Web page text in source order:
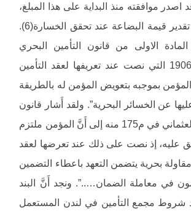
اصدر موافقته منذ البداية على هذا المبلغ،
وبذلك يتم اعادة تقدير قيمة البضاعة عند تحقق الخسارة(6).
الاولى من قانون التأمين البحري
الانكليزي لسنة 1906 التي نصت عند تعريفها لعقد التأمين
بموجبه بتعويض المؤمن له بالطريقة
عن الخسائر البحرية”. ولقد أَشار قانون
التجارة البحري العثماني في م175 منه إلى أَنَّ المؤمن ملتزم
عليه، إذ نصت على ذلك عند تعرضها لعقد
بحرية يتضمن التعهد باعطاء التضمين
في معاملة الضمان…..”. ونجد أَنَّ البند
شروط مجمع التأمين في لندن المستعمل